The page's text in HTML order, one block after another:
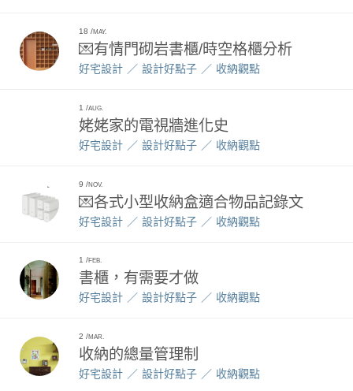
18 MAY.
💌有情門砌岩書櫃/時空格櫃分析
好宅設計 設計好點子 收納觀點
1 AUG.
姥姥家的電視牆進化史
好宅設計 設計好點子 收納觀點
9 NOV.
💌各式小型收納盒適合物品記錄文
好宅設計 設計好點子 收納觀點
1 FEB.
書櫃，有需要才做
好宅設計 設計好點子 收納觀點
2 MAR.
收納的總量管理制
好宅設計 設計好點子 收納觀點